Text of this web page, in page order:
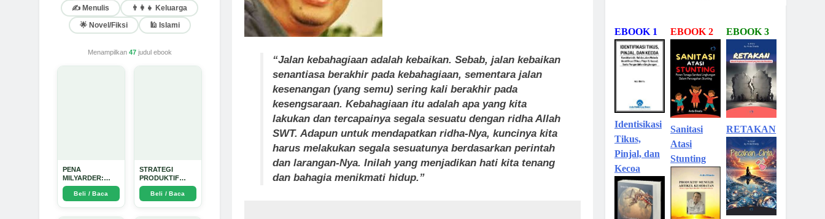
✍️ Menulis
👨‍👩‍👧 Keluarga
🌟 Novel/Fiksi
🕌 Islami
Menampilkan 47judul ebook
PENA
MILYARDER:
Kisah, Rahasia
Sukses, dan
Panduan Menjadi
Beli / Baca
STRATEGI
PRODUKTIF
MENULIS
UPDATE - Arda
Dinata
Beli / Baca
“Jalan kebahagiaan adalah kebaikan. Sebab, jalan kebaikan
senantiasa berakhir pada kebahagiaan, sementara jalan
kesenangan (yang semu) sering kali berakhir pada
kesengsaraan. Kebahagiaan itu adalah apa yang kita
lakukan dan tercapainya segala sesuatu dengan ridha Allah
SWT. Adapun untuk mendapatkan ridha-Nya, kuncinya kita
harus melakukan segala sesuatunya berdasarkan perintah
dan larangan-Nya. Inilah yang menjadikan hati kita tenang
dan bahagia menikmati hidup.”
EBOOK 1
Identisikasi
Tikus,
Pinjal, dan
Kecoa
EBOOK 2
Sanitasi
Atasi
Stunting
EBOOK 3
RETAKAN